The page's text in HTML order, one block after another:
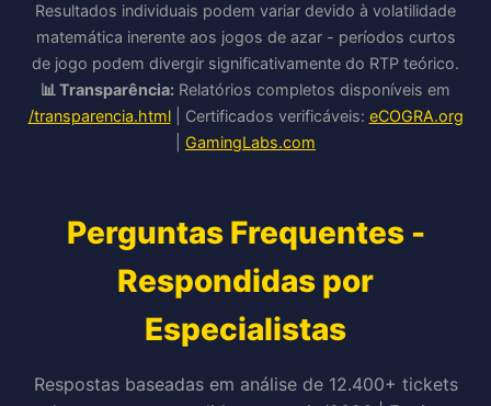
Resultados individuais podem variar devido à volatilidade
matemática inerente aos jogos de azar - períodos curtos
de jogo podem divergir significativamente do RTP teórico.
📊 Transparência: Relatórios completos disponíveis em
/transparencia.html| Certificados verificáveis: eCOGRA.org
GamingLabs.com
Perguntas Frequentes -
Respondidas por
Especialistas
Respostas baseadas em análise de 12.400+ tickets